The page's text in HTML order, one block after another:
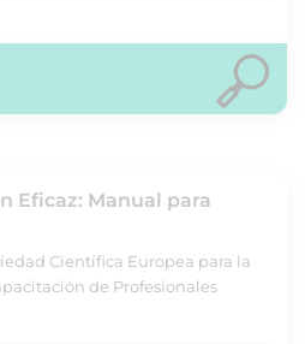
Eficaz: Manual para
Científica Europea para la
de Profesionales